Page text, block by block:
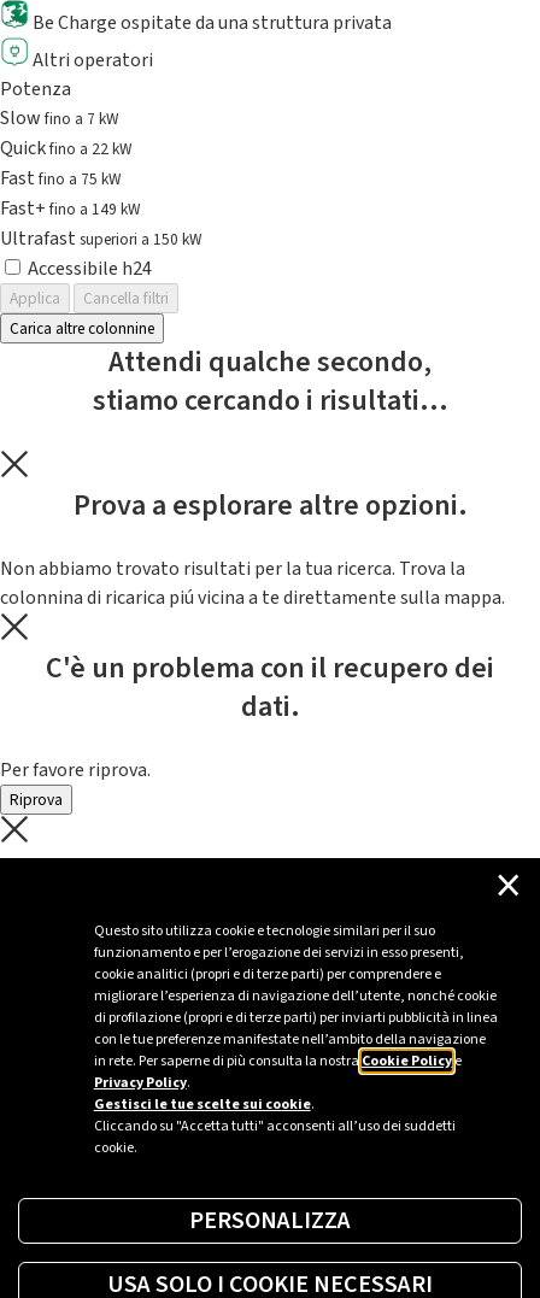
Questo sito utilizza cookie e tecnologie similari per il suo
funzionamento e per l’erogazione dei servizi in esso presenti,
cookie analitici (propri e di terze parti) per comprendere e
migliorare l’esperienza di navigazione dell’utente, nonché cookie
di profilazione (propri e di terze parti) per inviarti pubblicità in linea
con le tue preferenze manifestate nell’ambito della navigazione
in rete. Per saperne di più consulta la nostra Cookie Policye
Privacy Policy.
Gestisci le tue scelte sui cookie.
Cliccando su "Accetta tutti" acconsenti all’uso dei suddetti
cookie.
×
PERSONALIZZA
USA SOLO I COOKIE NECESSARI
Be Charge ospitate da una struttura privata
Altri operatori
Potenza
Slowfino a 7 kW
Quickfino a 22 kW
Fastfino a 75 kW
Fast+fino a 149 kW
Ultrafast superiori a 150 kW
Accessibile h24
Applica
Cancella filtri
Carica altre colonnine
Attendi qualche secondo,
stiamo cercando i risultati...
Prova a esplorare altre opzioni.
Non abbiamo trovato risultati per la tua ricerca. Trova la
colonnina di ricarica piú vicina a te direttamente sulla mappa.
C'è un problema con il recupero dei
dati.
Per favore riprova.
Riprova
C'è un problema con il recupero dei
Per favore riprova piú tardi
Sei un’azienda o una PA?
Trova la soluzione più giusta per te.
Richiedi una colonnina